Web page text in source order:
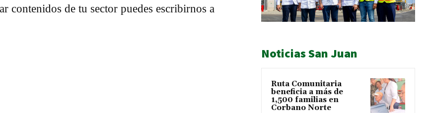
contenidos de tu sector puedes escribirnos a
Noticias San Juan
Ruta Comunitaria
beneficia a más de
1,500 familias en
Corbano Norte